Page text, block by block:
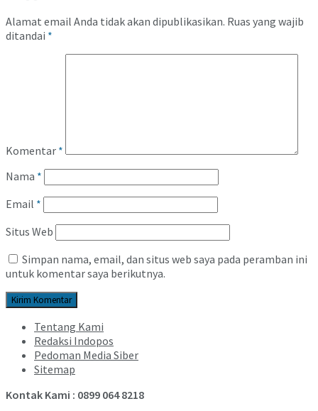
Alamat email Anda tidak akan dipublikasikan. Ruas yang wajib
ditandai *
Komentar *
Nama *
Email *
Situs Web
Simpan nama, email, dan situs web saya pada peramban ini
untuk komentar saya berikutnya.
Tentang Kami
Redaksi Indopos
Pedoman Media Siber
Sitemap
Kontak Kami : 0899 064 8218